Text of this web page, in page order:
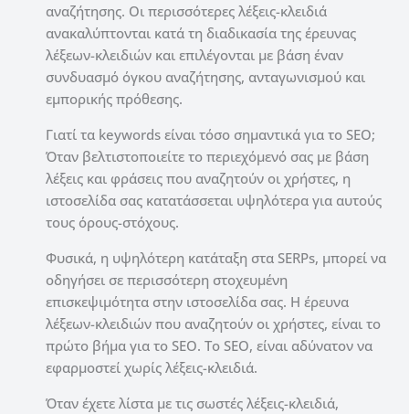
αναζήτησης. Οι περισσότερες λέξεις-κλειδιά
ανακαλύπτονται κατά τη διαδικασία της έρευνας
λέξεων-κλειδιών και επιλέγονται με βάση έναν
συνδυασμό όγκου αναζήτησης, ανταγωνισμού και
εμπορικής πρόθεσης.
Γιατί τα keywords είναι τόσο σημαντικά για το SEO;
Όταν βελτιστοποιείτε το περιεχόμενό σας με βάση
λέξεις και φράσεις που αναζητούν οι χρήστες, η
ιστοσελίδα σας κατατάσσεται υψηλότερα για αυτούς
τους όρους-στόχους.
Φυσικά, η υψηλότερη κατάταξη στα SERPs, μπορεί να
οδηγήσει σε περισσότερη στοχευμένη
επισκεψιμότητα στην ιστοσελίδα σας. Η έρευνα
λέξεων-κλειδιών που αναζητούν οι χρήστες, είναι το
πρώτο βήμα για το SEO. Το SEO, είναι αδύνατον να
εφαρμοστεί χωρίς λέξεις-κλειδιά.
Όταν έχετε λίστα με τις σωστές λέξεις-κλειδιά,